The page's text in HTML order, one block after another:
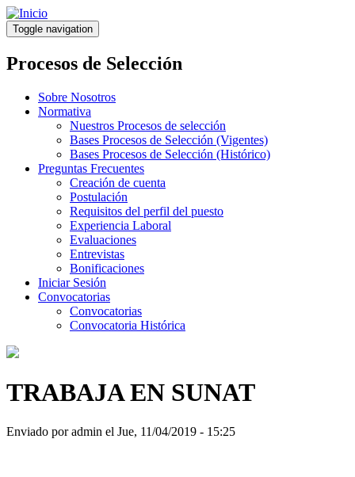
Pasar
al
contenido
principal
Toggle navigation
Procesos de Selección
Sobre Nosotros
Normativa
Nuestros Procesos de selección
Bases Procesos de Selección (Vigentes)
Bases Procesos de Selección (Histórico)
Preguntas Frecuentes
Creación de cuenta
Postulación
Requisitos del perfil del puesto
Experiencia Laboral
Evaluaciones
Entrevistas
Bonificaciones
Iniciar Sesión
Convocatorias
Convocatorias
Convocatoria Histórica
TRABAJA EN SUNAT
Enviado poradmin el Jue, 11/04/2019 - 15:25